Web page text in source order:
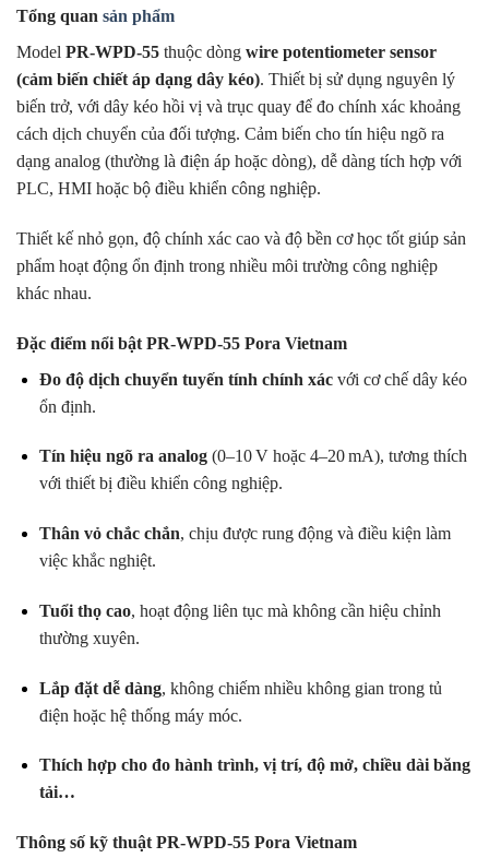
Tổng quan sản phẩm
Model PR-WPD-55 thuộc dòng wire potentiometer sensor
(cảm biến chiết áp dạng dây kéo). Thiết bị sử dụng nguyên lý
biến trở, với dây kéo hồi vị và trục quay để đo chính xác khoảng
cách dịch chuyển của đối tượng. Cảm biến cho tín hiệu ngõ ra
dạng analog (thường là điện áp hoặc dòng), dễ dàng tích hợp với
PLC, HMI hoặc bộ điều khiển công nghiệp.
Thiết kế nhỏ gọn, độ chính xác cao và độ bền cơ học tốt giúp sản
phẩm hoạt động ổn định trong nhiều môi trường công nghiệp
khác nhau.
Đặc điểm nổi bật PR-WPD-55 Pora Vietnam
Đo độ dịch chuyển tuyến tính chính xácvới cơ chế dây kéo
ổn định.
Tín hiệu ngõ ra analog(0–10 V hoặc 4–20 mA), tương thích
với thiết bị điều khiển công nghiệp.
Thân vỏ chắc chắn, chịu được rung động và điều kiện làm
việc khắc nghiệt.
Tuổi thọ cao, hoạt động liên tục mà không cần hiệu chỉnh
thường xuyên.
Lắp đặt dễ dàng, không chiếm nhiều không gian trong tủ
điện hoặc hệ thống máy móc.
Thích hợp cho đo hành trình, vị trí, độ mở, chiều dài băng
tải…
Thông số kỹ thuật PR-WPD-55 Pora Vietnam